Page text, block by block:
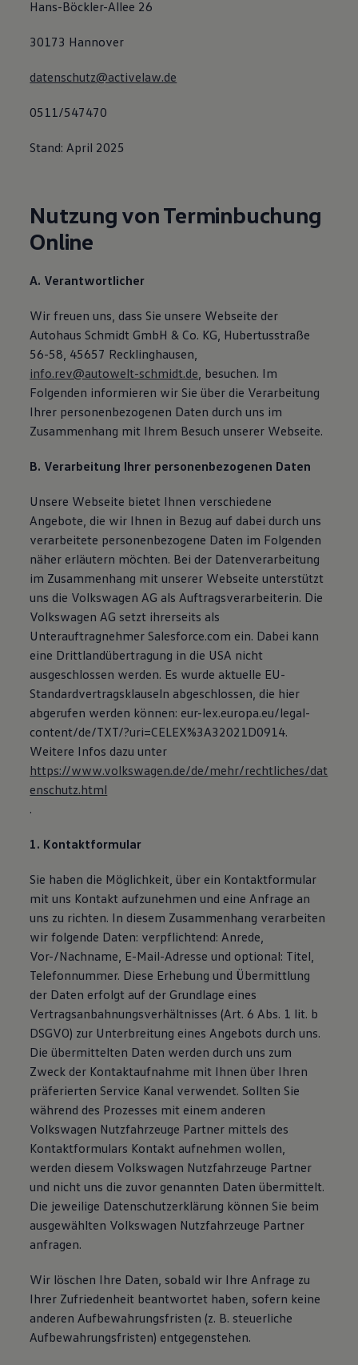
Hans-Böckler-Allee 26
30173 Hannover
datenschutz@activelaw.de
0511/547470
Stand: April 2025
Nutzung von Terminbuchung
Online
A. Verantwortlicher
Wir freuen uns, dass Sie unsere Webseite der
Autohaus Schmidt GmbH & Co. KG, Hubertusstraße
56-58, 45657 Recklinghausen,
info.rev@autowelt-schmidt.de, besuchen. Im
Folgenden informieren wir Sie über die Verarbeitung
Ihrer personenbezogenen Daten durch uns im
Zusammenhang mit Ihrem Besuch unserer Webseite.
B. Verarbeitung Ihrer personenbezogenen Daten
Unsere Webseite bietet Ihnen verschiedene
Angebote, die wir Ihnen in Bezug auf dabei durch uns
verarbeitete personenbezogene Daten im Folgenden
näher erläutern möchten. Bei der Datenverarbeitung
im Zusammenhang mit unserer Webseite unterstützt
uns die Volkswagen AG als Auftragsverarbeiterin. Die
Volkswagen AG setzt ihrerseits als
Unterauftragnehmer Salesforce.com ein. Dabei kann
eine Drittlandübertragung in die USA nicht
ausgeschlossen werden. Es wurde aktuelle EU-
Standardvertragsklauseln abgeschlossen, die hier
abgerufen werden können: eur-lex.europa.eu/legal-
content/de/TXT/?uri=CELEX%3A32021D0914.
Weitere Infos dazu unter
https://www.volkswagen.de/de/mehr/rechtliches/dat
enschutz.html
.
1. Kontaktformular
Sie haben die Möglichkeit, über ein Kontaktformular
mit uns Kontakt aufzunehmen und eine Anfrage an
uns zu richten. In diesem Zusammenhang verarbeiten
wir folgende Daten: verpflichtend: Anrede,
Vor-/Nachname, E-Mail-Adresse und optional: Titel,
Telefonnummer. Diese Erhebung und Übermittlung
der Daten erfolgt auf der Grundlage eines
Vertragsanbahnungsverhältnisses (Art. 6 Abs. 1 lit. b
DSGVO) zur Unterbreitung eines Angebots durch uns.
Die übermittelten Daten werden durch uns zum
Zweck der Kontaktaufnahme mit Ihnen über Ihren
präferierten Service Kanal verwendet. Sollten Sie
während des Prozesses mit einem anderen
Volkswagen Nutzfahrzeuge Partner mittels des
Kontaktformulars Kontakt aufnehmen wollen,
werden diesem Volkswagen Nutzfahrzeuge Partner
und nicht uns die zuvor genannten Daten übermittelt.
Die jeweilige Datenschutzerklärung können Sie beim
ausgewählten Volkswagen Nutzfahrzeuge Partner
anfragen.
Wir löschen Ihre Daten, sobald wir Ihre Anfrage zu
Ihrer Zufriedenheit beantwortet haben, sofern keine
anderen Aufbewahrungsfristen (z. B. steuerliche
Aufbewahrungsfristen) entgegenstehen.